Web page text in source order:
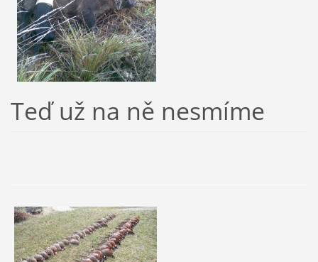
Teď už na ně nesmíme